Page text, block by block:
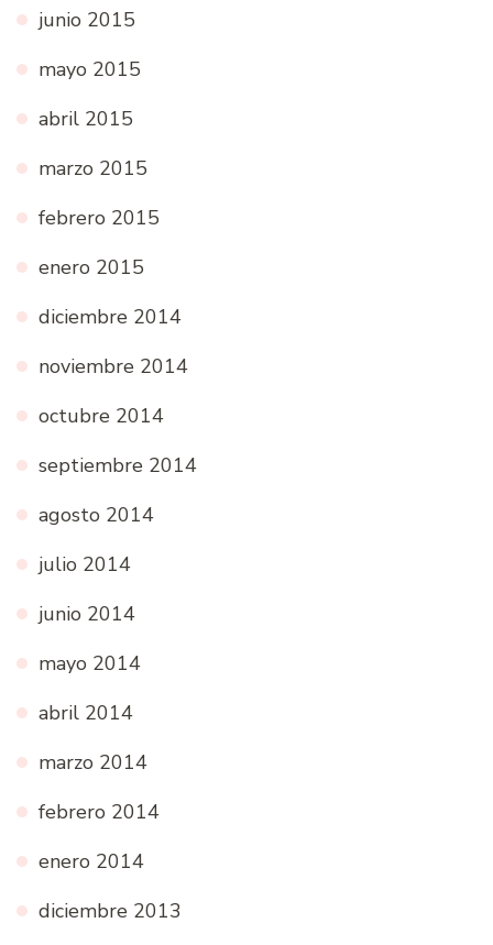
junio 2015
mayo 2015
abril 2015
marzo 2015
febrero 2015
enero 2015
diciembre 2014
noviembre 2014
octubre 2014
septiembre 2014
agosto 2014
julio 2014
junio 2014
mayo 2014
abril 2014
marzo 2014
febrero 2014
enero 2014
diciembre 2013